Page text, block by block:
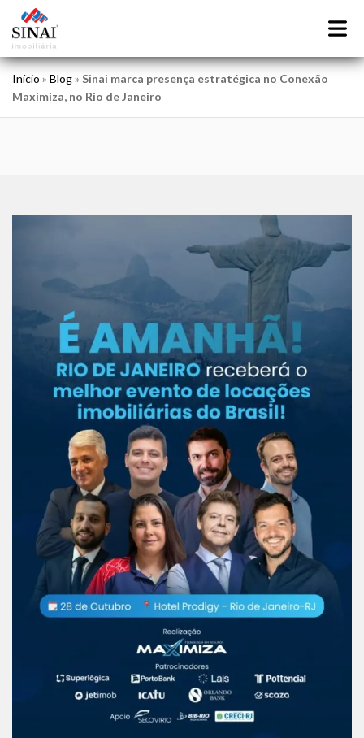
Início » Blog» Sinai marca presença estratégica no Conexão
Maximiza, no Rio de Janeiro